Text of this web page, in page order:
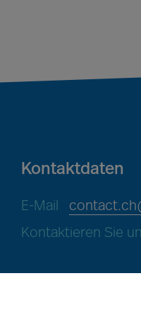
Kontaktdaten
E-Mail
Kontaktieren Sie